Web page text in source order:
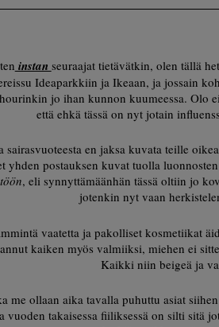
instan seuraajat tietävätkin, olen tällä
Ideaparkkiin ja Ikeaan, ja jossain
jo ihan kunnon kuumeessa. Olo
että ehkä tässä on nyt jotain
sairasvuoteesta en jaksa kuvata teille
yhden postauksen kuvat tuolla
, eli synnyttämäänhän tässä oltiin jo
jotenkin nyt vaan
vaatetta ja pakolliset kosmetiikat
kaiken myös valmiiksi, miehen ei
Kaikki niin beigeä ja
me ollaan aika tavalla puhuttu asiat
vuoden takaisessa fiiliksessä on silti sitä